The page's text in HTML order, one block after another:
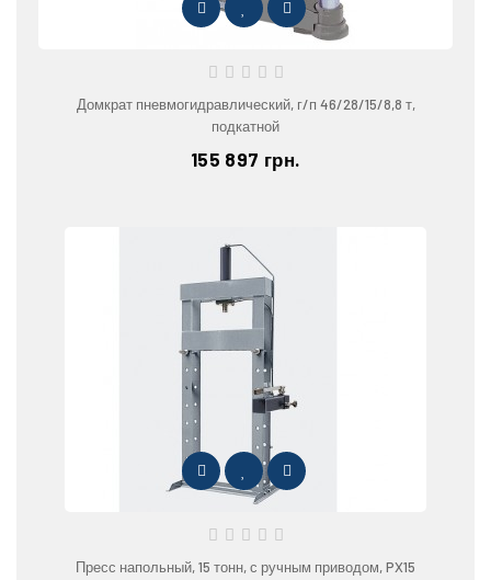
Домкрат пневмогидравлический, г/п 46/28/15/8,8 т,
подкатной
155 897 грн.
Пресс напольный, 15 тонн, с ручным приводом, PX15